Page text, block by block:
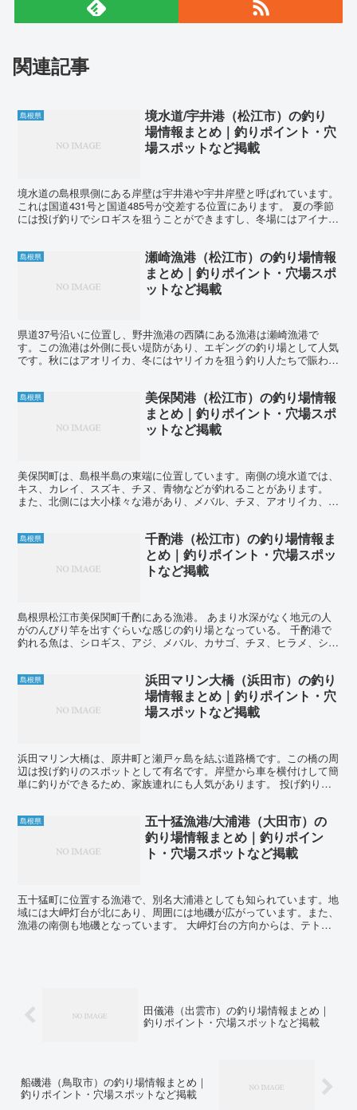
関連記事
島根県
境水道/宇井港（松江市）の釣り
場情報まとめ｜釣りポイント・穴
場スポットなど掲載
境水道の島根県側にある岸壁は宇井港や宇井岸壁と呼ばれています。
これは国道431号と国道485号が交差する位置にあります。 夏の季節
には投げ釣りでシロギスを狙うことができますし、冬場にはアイナメ
島根県
瀬崎漁港（松江市）の釣り場情報
まとめ｜釣りポイント・穴場スポ
ットなど掲載
県道37号沿いに位置し、野井漁港の西隣にある漁港は瀬崎漁港で
す。この漁港は外側に長い堤防があり、エギングの釣り場として人気
です。秋にはアオリイカ、冬にはヤリイカを狙う釣り人たちで賑わい
島根県
美保関港（松江市）の釣り場情報
まとめ｜釣りポイント・穴場スポ
ットなど掲載
美保関町は、島根半島の東端に位置しています。南側の境水道では、
キス、カレイ、スズキ、チヌ、青物などが釣れることがあります。
また、北側には大小様々な港があり、メバル、チヌ、アオリイカ、ヤ
島根県
千酌港（松江市）の釣り場情報ま
とめ｜釣りポイント・穴場スポッ
トなど掲載
島根県松江市美保関町千酌にある漁港。 あまり水深がなく地元の人
がのんびり竿を出すぐらいな感じの釣り場となっている。 千酌港で
釣れる魚は、シロギス、アジ、メバル、カサゴ、チヌ、ヒラメ、シー
島根県
浜田マリン大橋（浜田市）の釣り
場情報まとめ｜釣りポイント・穴
場スポットなど掲載
浜田マリン大橋は、原井町と瀬戸ヶ島を結ぶ道路橋です。この橋の周
辺は投げ釣りのスポットとして有名です。岸壁から車を横付けして簡
単に釣りができるため、家族連れにも人気があります。 投げ釣りで
島根県
五十猛漁港/大浦港（大田市）の
釣り場情報まとめ｜釣りポイン
ト・穴場スポットなど掲載
五十猛町に位置する漁港で、別名大浦港としても知られています。地
域には大岬灯台が北にあり、周囲には地磯が広がっています。また、
漁港の南側も地磯となっています。 大岬灯台の方向からは、テトラ
田儀港（出雲市）の釣り場情報まとめ｜
釣りポイント・穴場スポットなど掲載
船磯港（鳥取市）の釣り場情報まとめ｜
釣りポイント・穴場スポットなど掲載